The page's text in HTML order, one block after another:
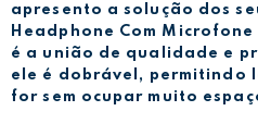
apresento a solução dos
Headphone Com
é a união de qualidade e
ele é dobrável, permitindo
for sem ocupar muito